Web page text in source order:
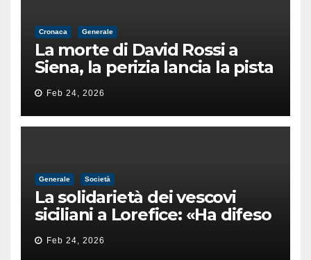
Cronaca Generale
La morte di David Rossi a
Siena, la perizia lancia la pista
di un’intimidazione finita
male
Feb 24, 2026
Generale Società
La solidarietà dei vescovi
siciliani a Lorefice: «Ha difeso
il valore e la dignità
dell’umanità»
Feb 24, 2026